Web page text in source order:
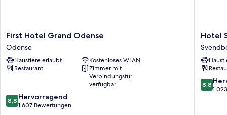
First
Hotel
Grand
Odense
Odense
First Hotel Grand Odense
Odense
Haustiere erlaubt
Kostenloses WLAN
Restaurant
Zimmer mit
Verbindungstür
verfügbar
8.8
von
8,8 Hervorragend
1.607 Bewertungen
Hotel
Hotel
8.8
von
8,8